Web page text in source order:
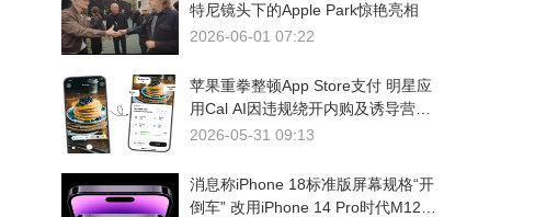
特尼镜头下的Apple Park惊艳亮相
2026-06-01 07:22
苹果重拳整顿App Store支付 明星应
用Cal AI因违规绕开内购及诱导营销
被下架
2026-05-31 09:13
消息称iPhone 18标准版屏幕规格“开
倒车” 改用iPhone 14 Pro时代M12发